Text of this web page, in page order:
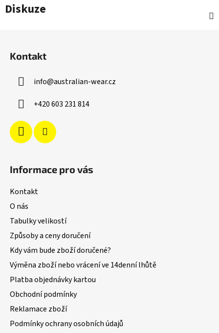
Diskuze
Kontakt
info@australian-wear.cz
+420 603 231 814
Informace pro vás
Kontakt
O nás
Tabulky velikostí
Způsoby a ceny doručení
Kdy vám bude zboží doručené?
Výměna zboží nebo vrácení ve 14denní lhůtě
Platba objednávky kartou
Obchodní podmínky
Reklamace zboží
Podmínky ochrany osobních údajů